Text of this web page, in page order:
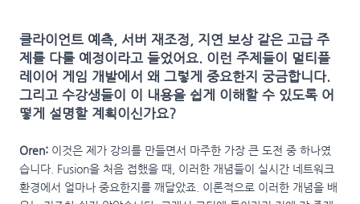
클라이언트 예측, 서버 재조정, 지연 보상 같은 고급 주
제를 다룰 예정이라고 들었어요. 이런 주제들이 멀티플
레이어 게임 개발에서 왜 그렇게 중요한지 궁금합니다.
그리고 수강생들이 이 내용을 쉽게 이해할 수 있도록 어
떻게 설명할 계획이신가요?
Oren:이것은 제가 강의를 만들면서 마주한 가장 큰 도전 중 하나였
습니다. Fusion을 처음 접했을 때, 이러한 개념들이 실시간 네트워크
환경에서 얼마나 중요한지를 깨달았죠. 이론적으로 이러한 개념을 배